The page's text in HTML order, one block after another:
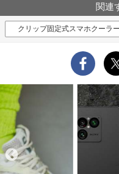
関連
クリップ固定式スマホクーラー